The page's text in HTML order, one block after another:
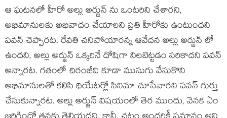
ఆ ఘటనలో హీరో అల్లు అర్జున్ ను ఒంటరిని చేశారని,
అభిమానులకు అభివాదం చేయాలని ప్రతి హీరోకు ఉంటుందని
పవన్ చెప్పారట. రేవతి చనిపోయారన్న ఆవేదన అల్లు అర్జున్ లో
ఉందని, అల్లు అర్జున్ ఒక్కరినే దోషిగా నిలబెట్టడం సరికాదని పవన్
అన్నారట. గతంలో చిరంజీవి కూడా ముసుగు వేసుకొని
అభిమానులతో కలిసి థియేటర్లో సినిమా చూసేవారని పవన్ గుర్తు
చేసుకున్నారట. అల్లు అర్జున్ విషయంలో తెర ముందు, వెనక ఏం